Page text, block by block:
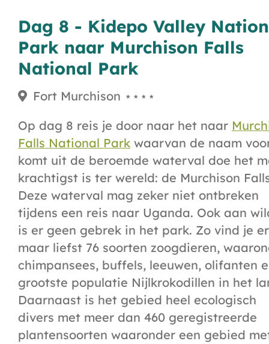
Dag 8 - Kidepo Valley
Park naar Murchison Falls
National Park
Fort Murchison ⋆⋆⋆⋆
Op dag 8 reis je door naar het naar
Falls National Park waarvan de naam
komt uit de beroemde waterval doe het
krachtigst is ter wereld: de Murchison
Deze waterval mag zeker niet ontbreken
tijdens een reis naar Uganda. Ook aan
is er geen gebrek in het park. Zo vind je er
maar liefst 76 soorten zoogdieren,
chimpansees, buffels, leeuwen, olifanten
grootste populatie Nijlkrokodillen in het
Daarnaast is het gebied heel ecologisch
divers met meer dan 460 geregistreerde
plantensoorten waaronder een gebied